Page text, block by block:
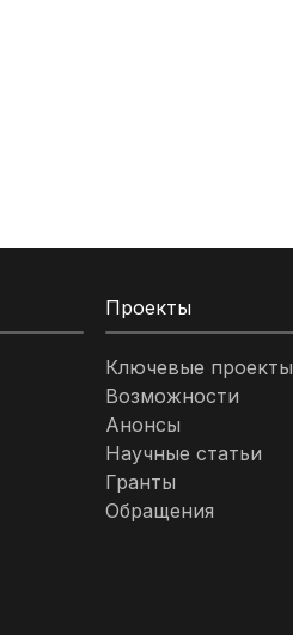
Проекты
Ключевые проекты
Возможности
Анонсы
Научные статьи
Гранты
Обращения